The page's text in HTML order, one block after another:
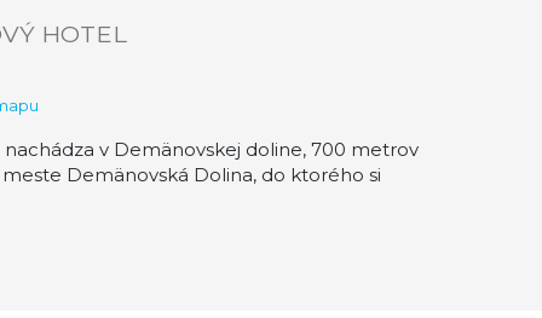
HOTEL
v Demänovskej doline, 700 metrov
Demänovská Dolina, do ktorého si